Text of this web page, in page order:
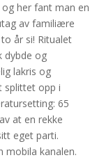
her fant man en
av familiære
år si! Ritualet
dybde og
lakris og
splittet opp i
65
at en rekke
eget parti.
mobila kanalen.